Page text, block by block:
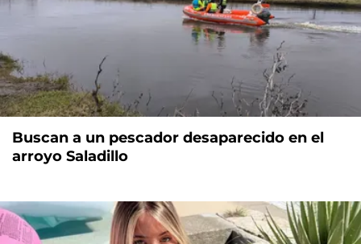
Buscan a un pescador desaparecido en el
arroyo Saladillo